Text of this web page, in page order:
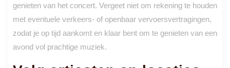
genieten van het concert. Vergeet niet om rekening te houden
met eventuele verkeers- of openbaar vervoersvertragingen,
zodat je op tijd aankomt en klaar bent om te genieten van een
avond vol prachtige muziek.